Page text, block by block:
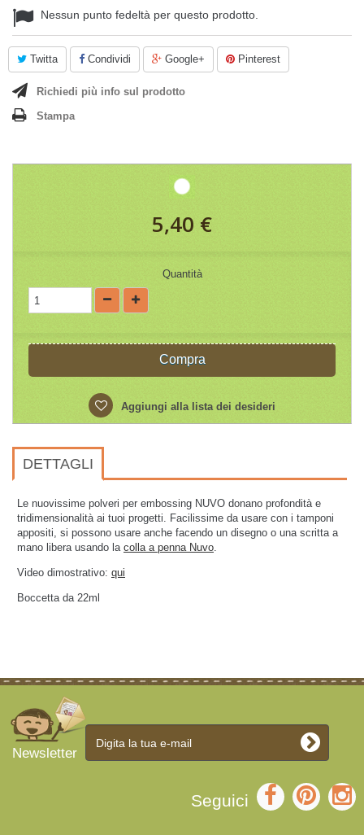
Nessun punto fedeltà per questo prodotto.
Twitta Condividi Google+ Pinterest
Richiedi più info sul prodotto
Stampa
5,40 €
Quantità
Compra
Aggiungi alla lista dei desideri
DETTAGLI
Le nuovissime polveri per embossing NUVO donano profondità e
tridimensionalità ai tuoi progetti. Facilissime da usare con i tamponi
appositi, si possono usare anche facendo un disegno o una scritta a
mano libera usando la colla a penna Nuvo.
Video dimostrativo: qui
Boccetta da 22ml
Newsletter
Seguici